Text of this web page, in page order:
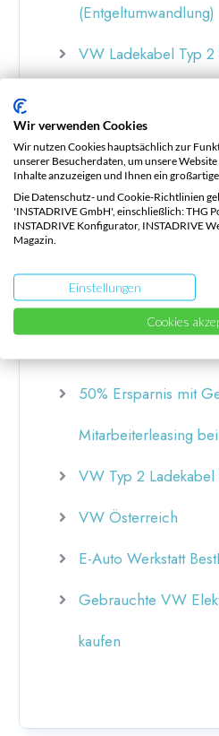
(Entgeltumwandlung)
VW Ladekabel Typ 2
Gebrauchte VW
kaufen
Österreich
VW Elektroauto-
Volkswagen
50% Ersparnis mit
Mitarbeiterleasing
VW Typ 2 Ladekabel
VW Österreich
E-Auto Werkstatt
Gebrauchte VW
kaufen
Wir verwenden Cookies
Wir nutzen Cookies hauptsächlich zur
unserer Besucherdaten, um unsere
Inhalte anzuzeigen und Ihnen ein
Die Datenschutz- und Cookie-Richtlinien
'INSTADRIVE GmbH', einschließlich: THG
INSTADRIVE Konfigurator, INSTADRIVE
Magazin.
Einstellungen
Cookies